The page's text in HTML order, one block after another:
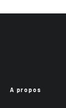
A propos